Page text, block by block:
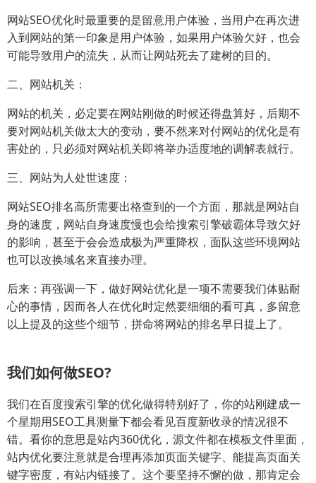
网站SEO优化时最重要的是留意用户体验，当用户在再次进
入到网站的第一印象是用户体验，如果用户体验欠好，也会
可能导致用户的流失，从而让网站死去了建树的目的。
二、网站机关：
网站的机关，必定要在网站刚做的时候还得盘算好，后期不
要对网站机关做太大的变动，要不然来对付网站的优化是有
害处的，只必须对网站机关即将举办适度地的调解表就行。
三、网站为人处世速度：
网站SEO排名高所需要出格查到的一个方面，那就是网站自
身的速度，网站自身速度慢也会给搜索引擎破霸体导致欠好
的影响，甚至于会会造成极为严重降权，面队这些环境网站
也可以改换域名来直接办理。
后来：再强调一下，做好网站优化是一项不需要我们体贴耐
心的事情，因而各人在优化时定然要细细的看可真，多留意
以上提及的这些个细节，拼命将网站的排名早日提上了。
我们如何做SEO?
我们在百度搜索引擎的优化做得特别好了，你的站刚建成一
个星期用SEO工具测量下都会看见百度新收录的情况很不
错。看你的意思是站内360优化，源文件都在模板文件里面，
站内优化要注意就是合理再添加页面关键字、能提高页面关
键字密度，有站内链接了。这个要坚持不懈的做，那肯定会